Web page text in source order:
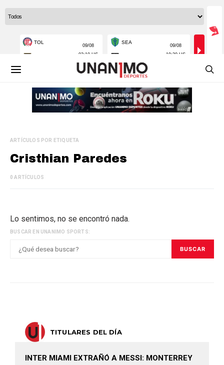
ARTÍCULOS POR ETIQUETA
Cristhian Paredes
0 ARTÍCULOS
Lo sentimos, no se encontró nada.
BUSCAR EN UNANIMO SPORTS:
BUSCAR
TITULARES DEL DÍA
INTER MIAMI EXTRAÑÓ A MESSI: MONTERREY